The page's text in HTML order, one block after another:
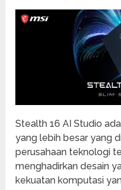
Stealth 16 AI Studio
yang lebih besar yang
perusahaan teknologi
menghadirkan desain
kekuatan komputasi